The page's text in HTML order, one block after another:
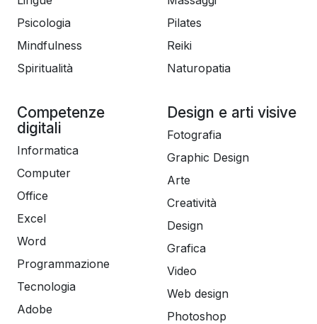
Psicologia
Mindfulness
Spiritualità
Pilates
Reiki
Naturopatia
Competenze
digitali
Informatica
Computer
Office
Excel
Word
Programmazione
Tecnologia
Adobe
Design e arti visive
Fotografia
Graphic Design
Arte
Creatività
Design
Grafica
Video
Web design
Photoshop